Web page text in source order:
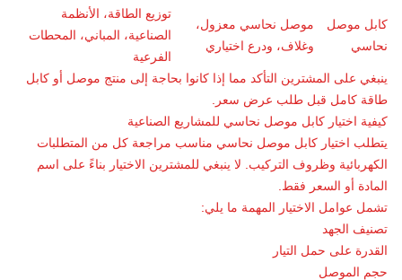
كابل موصل
نحاسي
موصل نحاسي معزول،
وغلاف، ودرع اختياري
توزيع الطاقة، الأنظمة
الصناعية، المباني، المحطات
الفرعية
ينبغي على المشترين التأكد مما إذا كانوا بحاجة إلى منتج موصل أو كابل
طاقة كامل قبل طلب عرض سعر.
كيفية اختيار كابل موصل نحاسي للمشاريع الصناعية
يتطلب اختيار كابل موصل نحاسي مناسب مراجعة كل من المتطلبات
الكهربائية وظروف التركيب. لا ينبغي للمشترين الاختيار بناءً على اسم
المادة أو السعر فقط.
تشمل عوامل الاختيار المهمة ما يلي:
تصنيف الجهد
القدرة على حمل التيار
حجم الموصل